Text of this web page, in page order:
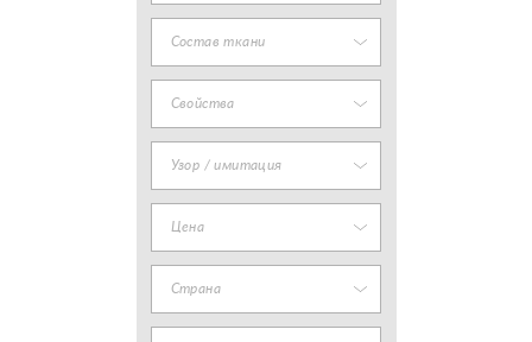
Состав ткани
Свойства
Узор / имитация
Цена
Страна